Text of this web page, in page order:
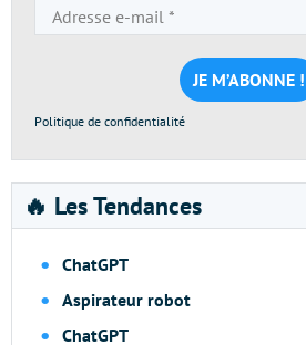
e-
mail
*
Politique de confidentialité
🔥 Les Tendances
ChatGPT
Aspirateur robot
ChatGPT